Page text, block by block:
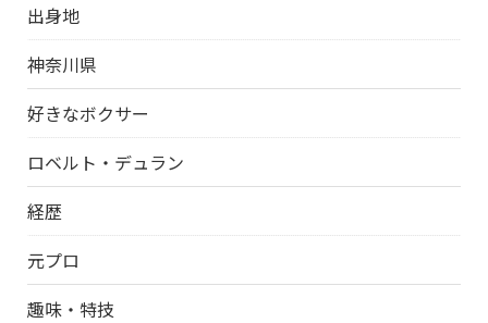
出身地
神奈川県
好きなボクサー
ロベルト・デュラン
経歴
元プロ
趣味・特技